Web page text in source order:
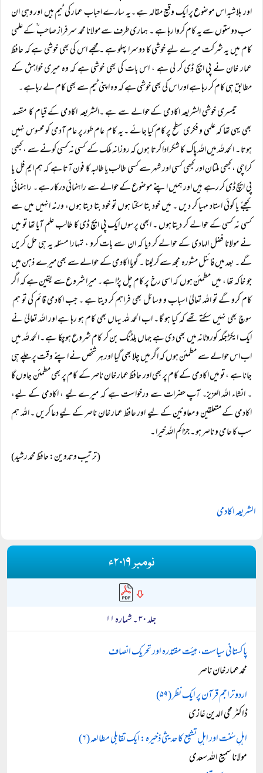
اور بلاشبہ اس موضوع پر ایک وقیع مقالہ ہے ۔یہ سارے احباب عمار کی ٹیم ہیں اور وہی ان
سب دوستوں سے یہ کام کروا رہا ہے ۔ ہماری طرف سے مولانا محمد سرفراز صاحب ؒ کے علمی
کام میں یہ شرکت میرے لیے خوشی کا دوسرا پہلو ہے ۔ مجھے اس کی بھی خوشی ہے کہ حافظ
عمار خان نے پی ایچ ڈی کر لی ہے ، اس بات کی بھی خوشی ہے کہ وہ میری خواہش کے
مطابق ہی کام کر رہا ہے اور اس کی بھی خوشی ہے کہ وہ اپنی ٹیم سے بھی کام لے رہا ہے ۔
تیسری خوشی الشریعہ اکادمی کے حوالے سے ہے ۔الشریعہ اکادمی کے قیام کا مقصد
بھی یہی تھا کہ علمی و فکری سطح پر کام کیا جائے ۔ یہ کام عام طور پر عام آدمی کو محسوس نہیں
ہوتا ۔ الحمد للہ میں اللہ پاک کا شکر ادا کرتا ہوں کہ روزانہ ملک کے کسی نہ کسی کونے سے ، کبھی
کراچی ، کبھی ملتان اور کبھی کسی اور شہر سے کسی طالب یا طالبہ کا فون آتا ہے کہ ہم ایم فل یا
پی ایچ ڈی کر رہے ہیں اور ہمیں اپنے موضوع کے حوالے سے راہنمائی درکار ہے ۔ راہنمائی
کیجئے یا کوئی استاد مہیا کر دیں ۔ میں خود بتا سکتا ہوں تو خود بتا دیتا ہوں، ورنہ انہیں میں سے
کسی نہ کسی کے حوالے کر دیتا ہوں ۔ ابھی پرسوں ایک پی ایچ ڈی کا طالب علم آیا تھا تو میں
نے مولانا فضل الہادی کے حوالے کر دیا کہ ان سے بات کرو ، تمہارا مسئلہ یہ ہی حل کریں
گے ۔ بعد میں فائنل مشورہ مجھ سے کر لینا ۔ گویا اکادمی کے حوالے سے بھی میرے ذہن میں
جو خاکہ تھا ، میں مطمئن ہوں کہ اسی رخ پر کام چل پڑا ہے ۔ میرا شروع سے یقین ہے کہ اگر
کام کرو گے تو اللہ تعالیٰ اسباب و وسائل بھی فراہم کر دیتا ہے ۔ جب اکادمی قائم کی تو ہم
سوچ بھی نہیں سکتے تھے کہ کیا ہو گا ۔ اب الحمد للہ یہاں بھی کام ہو رہا ہے اور اللہ تعالیٰ نے
ایک ایکڑ جگہ کوروٹانہ میں بھی دی ہے جہاں بلڈنگ بن کر کام شروع ہوچکا ہے ۔ الحمد للہ میں
اب اس حوالے سے مطمئن ہوں کہ اگر میں چلا بھی گیا اور ہر شخص نے اپنے وقت پر چلے ہی
جانا ہے ، تو میں اکادمی کے کام پر بھی اور حافظ عمار خان ناصر کے کام پر بھی مطمئن جاوں گا
۔ انشاء اللہ العزیز۔ آپ حضرات سے درخواست ہے کہ میرے لیے ، اکادمی کے لیے،
اکادمی کے متعلقین و معاونین کے لیے اور حافظ عمار خان ناصر کے لیے دعا کریں ۔ اللہ ہم
سب کا حامی و ناصر ہو ۔ جزاکم اللہ خیرا ۔
(ترتیب وتدوین: حافظ محمد رشید)
الشریعہ اکادمی
نومبر ۲۰۱۹ء
جلد ۳۰ ۔ شمارہ ۱۱
پاکستانی سیاست، ہیئت مقتدرہ اور تحریک انصاف
محمد عمار خان ناصر
اردو تراجم قرآن پر ایک نظر (۵۹)
ڈاکٹر محی الدین غازی
اہلِ سُنت اور اہلِ تشیع کا حدیثی ذخیرہ: ایک تقابلی مطالعہ (۶)
مولانا سمیع اللہ سعدی